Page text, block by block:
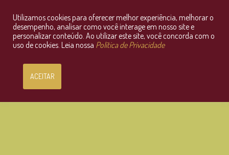
Consultoria Jurídica OnLine
Utilizamos cookies para oferecer melhor experiência, melhorar o
desempenho, analisar como você interage em nosso site e
personalizar conteúdo. Ao utilizar este site, você concorda com o
uso de cookies. Leia nossa Política de Privacidade
ACEITAR